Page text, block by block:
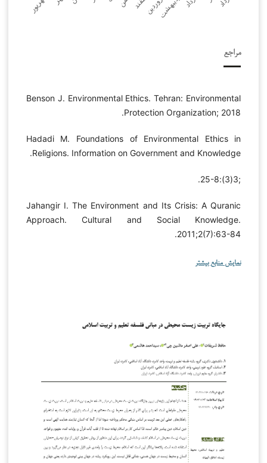
مراجع
Benson J. Environmental Ethics. Tehran: Environmental
Protection Organization; 2018.
Hadadi M. Foundations of Environmental Ethics in
Religions. Information on Government and Knowledge.
;3(3):25-8.
Jahangir I. The Environment and Its Crisis: A Quranic
Approach. Cultural and Social Knowledge.
2011;2(7):63-84.
نمایش منابع بیشتر